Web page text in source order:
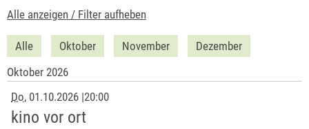
Alle anzeigen / Filter aufheben
Alle Oktober November
Dezember
Oktober 2026
Do, 01.10.2026 |20:00
kino vor ort